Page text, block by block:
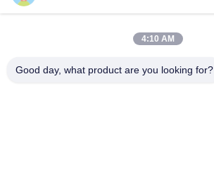
4:10 AM
Good day, what product are you looking for?